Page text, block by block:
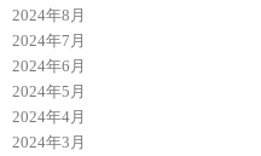
2024年8月
2024年7月
2024年6月
2024年5月
2024年4月
2024年3月